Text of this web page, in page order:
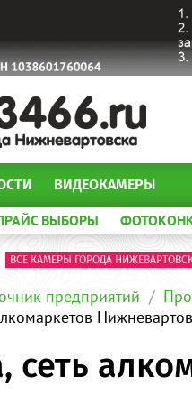
ВИДЕОКАМЕРЫ
ВЫБОРЫ
ВСЕ КАМЕРЫ ГОРОДА
предприятий
сеть